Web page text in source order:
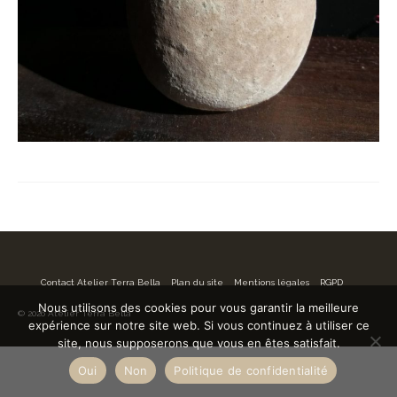
Contact Atelier Terra Bella Plan du site Mentions légales RGPD
© 2026 Atelier Terra Bella
Nous utilisons des cookies pour vous garantir la meilleure
expérience sur notre site web. Si vous continuez à utiliser ce
site, nous supposerons que vous en êtes satisfait.
Oui
Non Politique de confidentialité